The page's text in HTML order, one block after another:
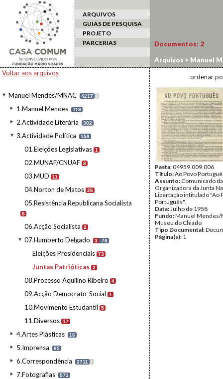
ARQUIVOS
GUIAS DE PESQUISA
PROJETO
PARCERIAS
Voltar aos arquivos
Manuel Mendes/MNAC 4217 I
1.Manuel Mendes 119
2.Actividade Literária 302
3.Actividade Política 159
01.Eleições Legislativas 1
02.MUNAF/CNUAF 8
03.MUD 11
04.Norton de Matos 26
05.Resistência Republicana Socialista
6
06.Acção Socialista 2
07.Humberto Delgado 3 78
Eleições Presidenciais 73
Juntas Patrióticas 2
08.Processo Aquilino Ribeiro 4
09.Acção Democrato-Social 1
10.Movimento Estudantil 5
11.Diversos 17
4.Artes Plásticas 16
5.Imprensa 65
6.Correspondência 2711 I
7.Fotografias 573
Documentos: 2
Arquivos > Manuel
ordenar
Pasta:04959.009.006
Título:Ao Povo
Assunto: Comunicado
Organizadora da Junta
Libertação intitulado "Ao
Português".
Data:Julho de 1958
Fundo:Manuel Mendes/
Museu do Chiado
Tipo Documental:
Página(s): 1